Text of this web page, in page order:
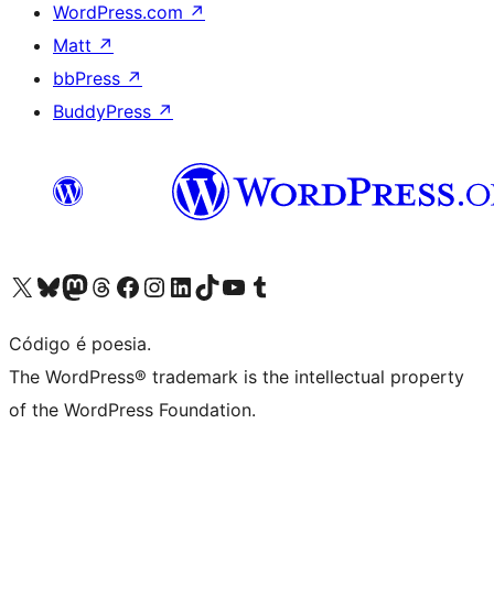
WordPress.com ↗
Matt ↗
bbPress ↗
BuddyPress ↗
Visite a nossa conta X (antigo Twitter)
Visit our Bluesky account
Visit our Mastodon account
Visit our Threads account
Visite a nossa página do Facebook
Visite a nossa conta no Instagram
Visite a nossa conta no LinkedIn
Visit our TikTok account
Visit our YouTube channel
Visit our Tumblr account
Código é poesia.
The WordPress® trademark is the intellectual property
of the WordPress Foundation.